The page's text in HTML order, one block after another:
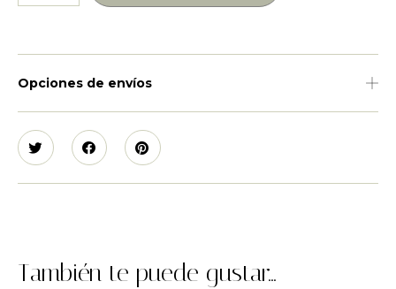
Opciones de envíos
También te puede gustar...